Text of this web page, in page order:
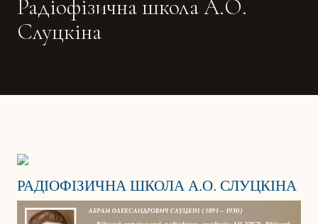
Радіофізична школа А.О.
Слуцкіна
РАДІОФІЗИЧНА ШКОЛА А.О. СЛУЦКІНА